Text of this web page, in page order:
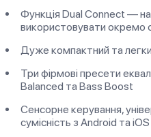
Функція Dual Connect —
використовувати окремо
Дуже компактний та
Три фірмові пресети
Balanced та Bass Boost
Сенсорне керування,
сумісність з Android та iOS